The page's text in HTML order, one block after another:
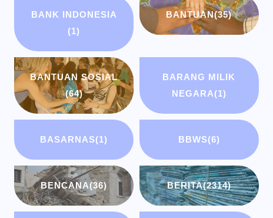
BANK INDONESIA
(1)
BANTUAN(35)
BANTUAN SOSIAL
(64)
BARANG MILIK
NEGARA(1)
BASARNAS(1) BBWS(6)
BENCANA(36) BERITA(2314)